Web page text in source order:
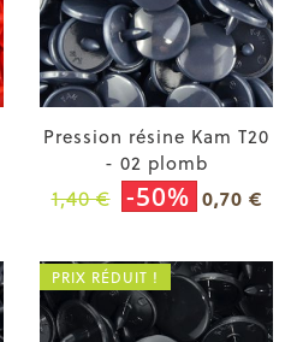
Pression résine Kam T20
- 02 plomb
1,40 € -50% 0,70 €
PRIX RÉDUIT !